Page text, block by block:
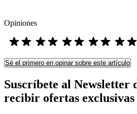
Opiniones
Sé el primero en opinar sobre este artículo
Suscríbete al Newsletter
recibir ofertas exclusivas